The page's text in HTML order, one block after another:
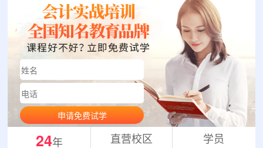
申请免费试学
24年 直营校区 学员